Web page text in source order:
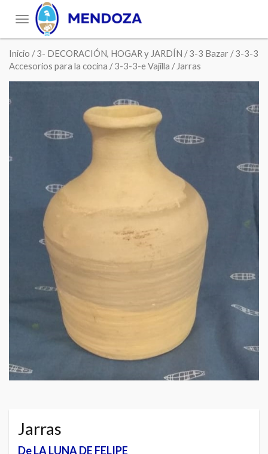
Toggle
navigation
Inicio /3- DECORACIÓN, HOGAR y JARDÍN /3-3 Bazar /3-3-3
Accesorios para la cocina /3-3-3-e Vajilla / Jarras
Jarras
De LA LUNA DE FELIPE